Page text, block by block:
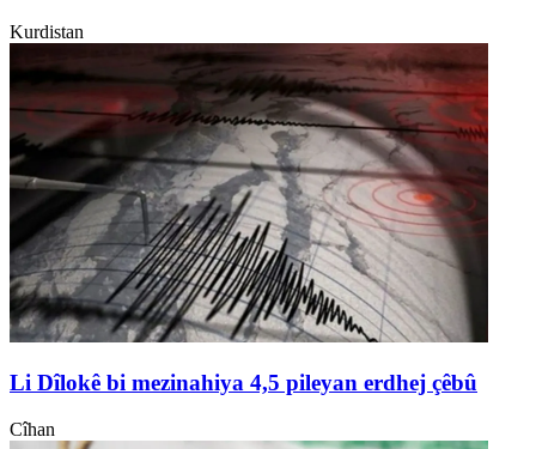
Kurdistan
Li Dîlokê bi mezinahiya 4,5 pileyan erdhej çêbû
Cîhan